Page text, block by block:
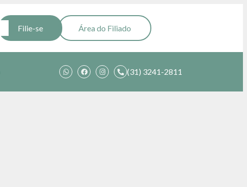
Filie-se Área do Filiado
(31) 3241-2811